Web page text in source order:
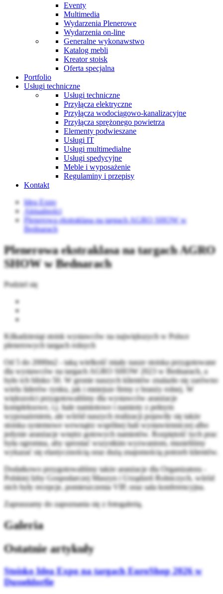
Eventy
Multimedia
Wydarzenia Plenerowe
Wydarzenia on-line
Generalne wykonawstwo
Katalog mebli
Kreator stoisk
Oferta specjalna
Portfolio
Usługi techniczne
Usługi techniczne
Przyłącza elektryczne
Przyłącza wodociągowo-kanalizacyjne
Przyłącza sprężonego powietrza
Elementy podwieszane
Usługi IT
Usługi multimedialne
Usługi spedycyjne
Meble i wyposażenie
Regulaminy i przepisy
Kontakt
Idea Expo
Aktualności
Plenerowa ekstraklasa na targach AGRO SHOW w
Bednarach
Plenerowa ekstraklasa na targach AGRO
SHOW w Bednarach
Podziel się
Kilkadziesiąt stoisk wystawców na największych w Polsce
plenerowych targach rolnych
Od 5 do 2000m2 - taką wielkość miały nasze stoiska przygotowane
dla wystawców na targach AGRO SHOW 2023 w Bednarach, a
było ich blisko 50. W gronie naszych klientów znalazło się zarówno
wielu liderów rynku, jak i mniejsze firmy z branży rolnej. W
większości przygotowaliśmy dla wystawców aranżacje
kompleksowe, t.j. hale namiotowe i namioty z pełnym
wyposażeniem, ale wśród naszych realizacji pojawiły się także
stoiska systemowe wewnątrz wspólnej hali wystawienniczej albo
jedynie aranżacje wnętrz gotowych namiotów. Rozpiętość tych prac
była ogromna, aby sprostać wszystkim wyzwaniom, musieliśmy
wykazać się elastycznością oraz dużą znajomością potrzeb klientów.
Dodatkowo przygotowaliśmy także aranżacje dla Organizatora -
Polskiej Izby Gospodarczej Maszyn i Urządzeń Rolniczych, wśród
nich były recepcje, pomieszczenia VIP, oraz sala konferencyjna.
Zapraszamy do zapoznania się z fotogalerią.
Galeria
Ostatnie artykuły
Stoisko Idea Expo na targach EuroShop 2026 w
Dusseldorfie